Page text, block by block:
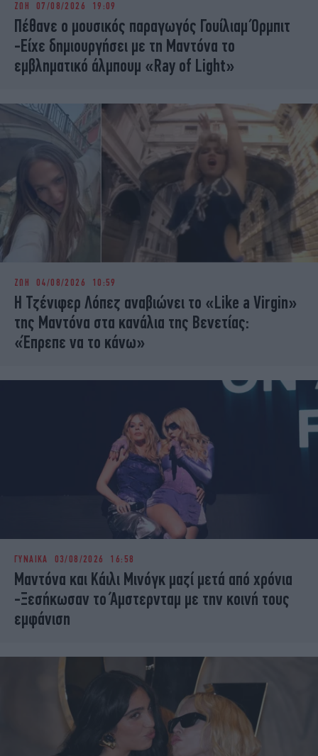
iBOOKS
OSCARS
THE OCEAN
MEDIA
ELAMEFORA
ΖΩΗ 07/08/2026 19:09
Πέθανε ο μουσικός παραγωγός Γουίλιαμ Όρμπιτ
-Είχε δημιουργήσει με τη Μαντόνα το
εμβληματικό άλμπουμ «Ray of Light»
ΖΩΗ 04/08/2026 10:59
Η Τζένιφερ Λόπεζ αναβιώνει το «Like a Virgin»
της Μαντόνα στα κανάλια της Βενετίας:
«Έπρεπε να το κάνω»
ΓΥΝΑΙΚΑ 03/08/2026 16:58
Μαντόνα και Κάιλι Μινόγκ μαζί μετά από χρόνια
-Ξεσήκωσαν το Άμστερνταμ με την κοινή τους
εμφάνιση